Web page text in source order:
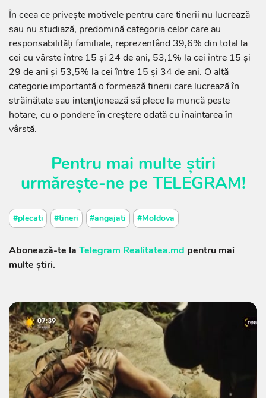
În ceea ce privește motivele pentru care tinerii nu lucrează
sau nu studiază, predomină categoria celor care au
responsabilități familiale, reprezentând 39,6% din total la
cei cu vârste între 15 și 24 de ani, 53,1% la cei între 15 și
29 de ani și 53,5% la cei între 15 și 34 de ani. O altă
categorie importantă o formează tinerii care lucrează în
străinătate sau intenționează să plece la muncă peste
hotare, cu o pondere în creștere odată cu înaintarea în
vârstă.
Pentru mai multe știri
urmărește-ne pe TELEGRAM!
#plecati #tineri #angajati #Moldova
Abonează-te la Telegram Realitatea.md pentru mai
multe știri.